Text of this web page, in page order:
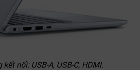
nối: USB-A, USB-C, HDMI.